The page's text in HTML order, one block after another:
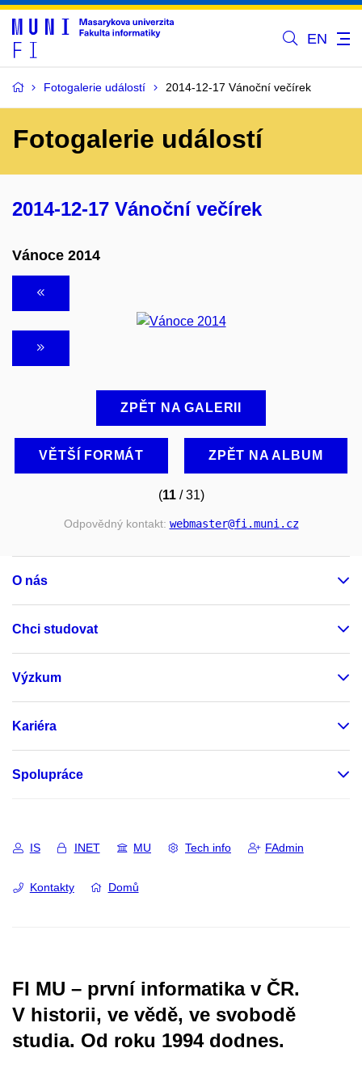
EN
Fotogalerie událostí 2014-12-17 Vánoční večírek
Fotogalerie událostí
2014-12-17 Vánoční večírek
Vánoce 2014
ZPĚT NA GALERII
VĚTŠÍ FORMÁT ZPĚT NA ALBUM
(11/ 31)
Odpovědný kontakt: webmaster@fi.muni.cz
O nás
Chci studovat
Výzkum
Kariéra
Spolupráce
IS INET MU Tech info FAdmin
Kontakty Domů
FI MU – první informatika v ČR.
V historii, ve vědě, ve svobodě
studia. Od roku 1994 dodnes.